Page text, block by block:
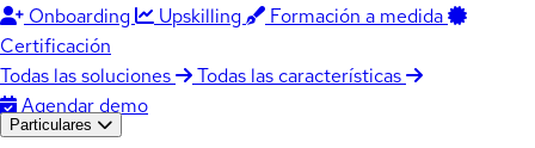
Onboarding
Upskilling
Formación a medida
Certificación
Todas las soluciones
Todas las características
Agendar demo
Particulares